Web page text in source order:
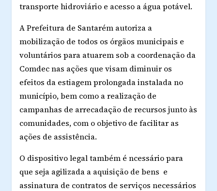
transporte hidroviário e acesso a água potável.
A Prefeitura de Santarém autoriza a
mobilização de todos os órgãos municipais e
voluntários para atuarem sob a coordenação da
Comdec nas ações que visam diminuir os
efeitos da estiagem prolongada instalada no
município, bem como a realização de
campanhas de arrecadação de recursos junto às
comunidades, com o objetivo de facilitar as
ações de assistência.
O dispositivo legal também é ncessário para
que seja agilizada a aquisição de bens e
assinatura de contratos de serviços necessários